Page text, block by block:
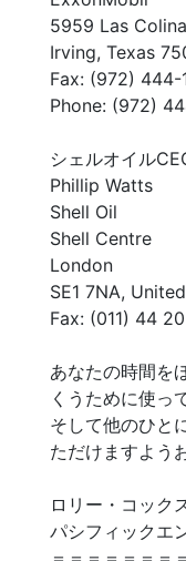
5959 Las
Irving, Texas
Fax: (972) 444-
Phone: (972)
シェルオイル
Phillip Watts
Shell Oil
Shell Centre
London
SE1 7NA,
Fax: (011) 44
あなたの時間を
くうために使っ
そして他のひと
ただけますよう
ロリー・コック
パシフィックエ